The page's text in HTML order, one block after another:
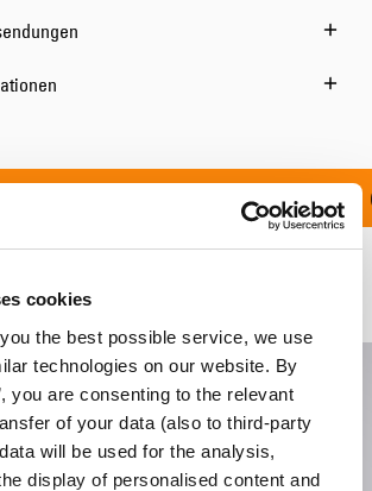
cookies
the best possible service, we use
technologies on our website. By
you are consenting to the relevant
of your data (also to third-party
will be used for the analysis,
display of personalised content and